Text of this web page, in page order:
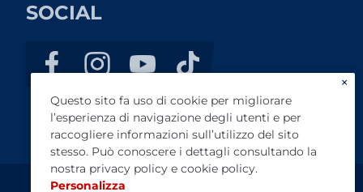
SOCIAL
×
Questo sito fa uso di cookie per migliorare
l’esperienza di navigazione degli utenti e per
raccogliere informazioni sull’utilizzo del sito
stesso. Può conoscere i dettagli consultando la
nostra privacy policy e cookie policy.
Personalizza